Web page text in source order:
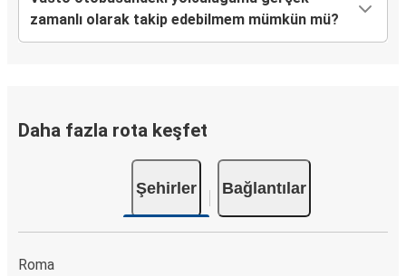
zamanlı olarak takip edebilmem mümkün mü?
Daha fazla rota keşfet
Şehirler Bağlantılar
Roma